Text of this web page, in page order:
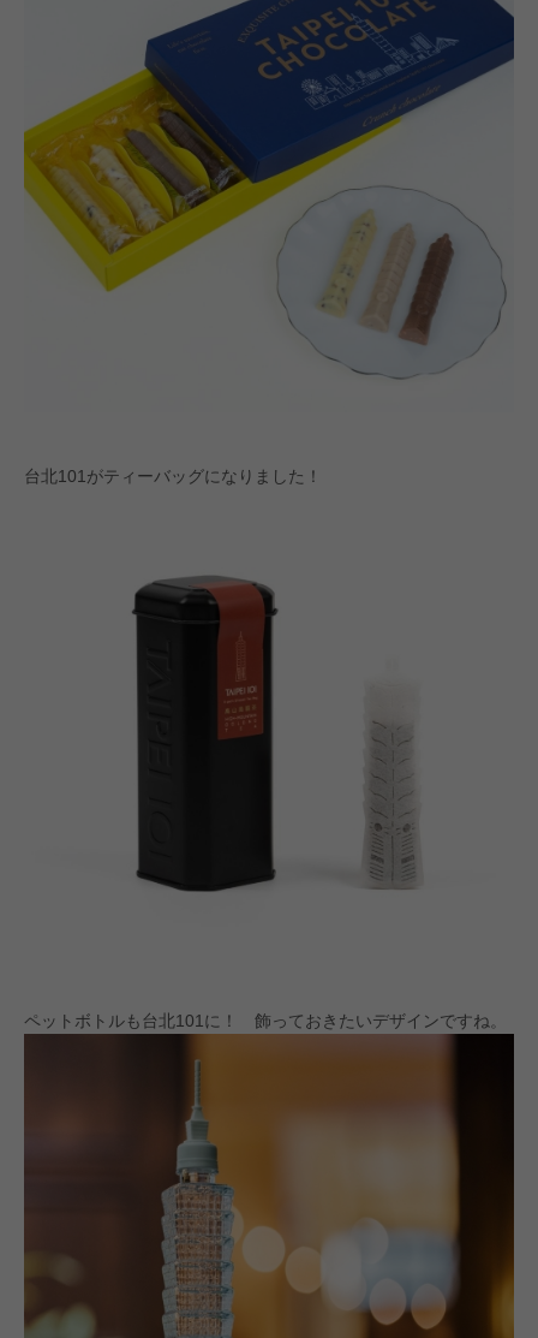
台北101がティーバッグになりました！
ペットボトルも台北101に！ 飾っておきたいデザインですね。